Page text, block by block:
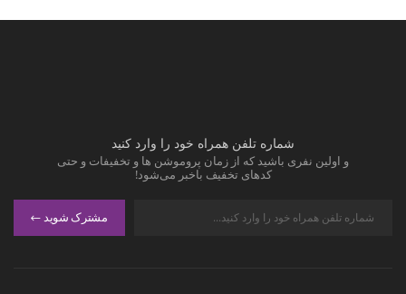
شماره تلفن همراه خود را وارد کنید
و اولین نفری باشید که از زمان پروموشن ها و تخفیفات و حتی
کدهای تخفیف باخبر می‌شود!
مشترک شوید